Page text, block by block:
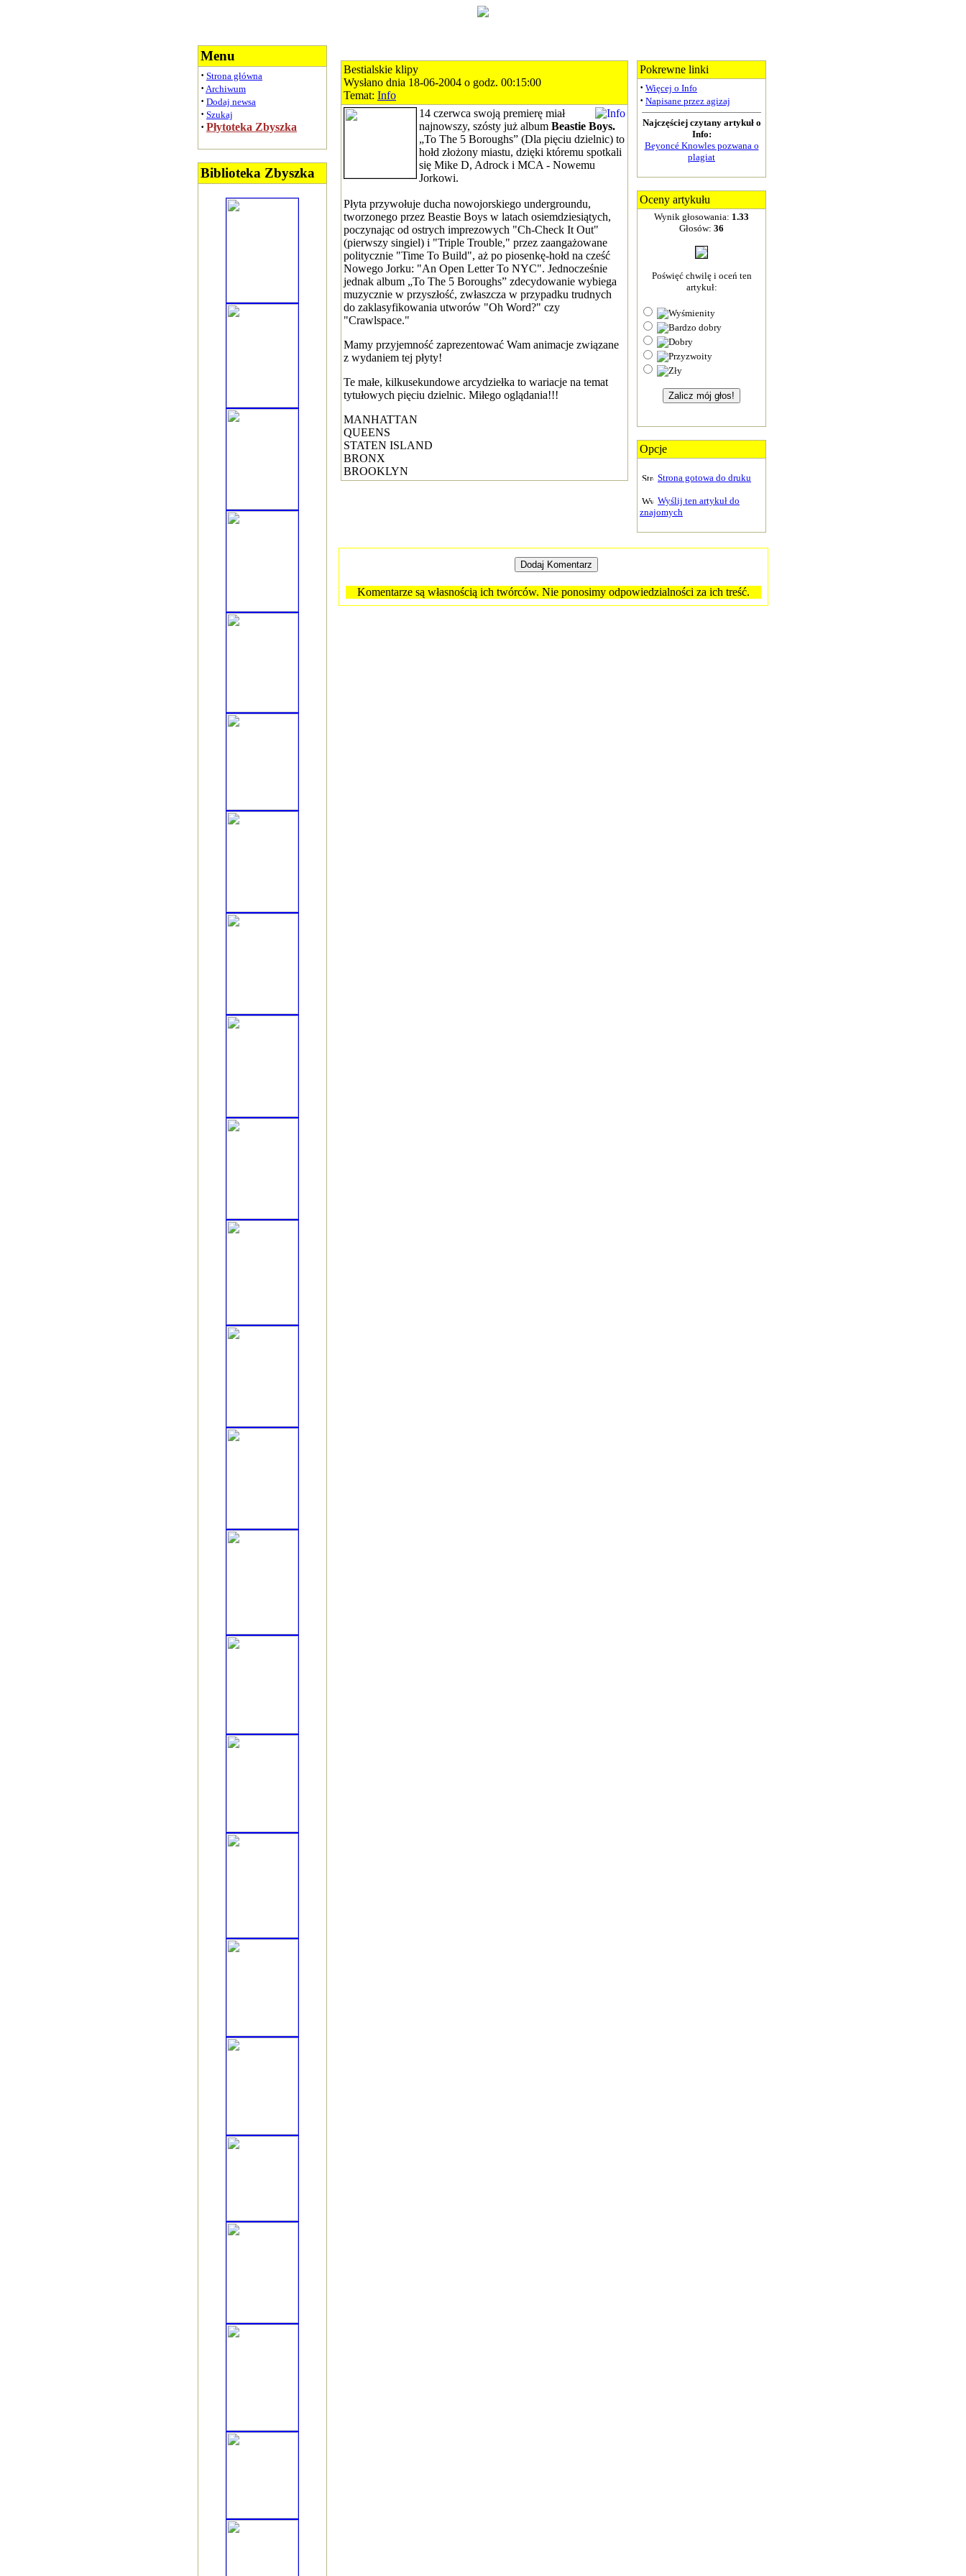
Menu
· Strona główna
· Archiwum
· Dodaj newsa
· Szukaj
· Płytoteka Zbyszka
Biblioteka Zbyszka
Bestialskie klipy
Wysłano dnia 18-06-2004 o godz. 00:15:00
Temat: Info
14 czerwca swoją premierę miał
najnowszy, szósty już album Beastie Boys.
„To The 5 Boroughs” (Dla pięciu dzielnic) to
hołd złożony miastu, dzięki któremu spotkali
się Mike D, Adrock i MCA - Nowemu
Jorkowi.
Płyta przywołuje ducha nowojorskiego undergroundu,
tworzonego przez Beastie Boys w latach osiemdziesiątych,
poczynając od ostrych imprezowych "Ch-Check It Out"
(pierwszy singiel) i "Triple Trouble," przez zaangażowane
politycznie "Time To Build", aż po piosenkę-hołd na cześć
Nowego Jorku: "An Open Letter To NYC". Jednocześnie
jednak album „To The 5 Boroughs” zdecydowanie wybiega
muzycznie w przyszłość, zwłaszcza w przypadku trudnych
do zaklasyfikowania utworów "Oh Word?" czy
"Crawlspace."
Mamy przyjemność zaprezentować Wam animacje związane
z wydaniem tej płyty!
Te małe, kilkusekundowe arcydziełka to wariacje na temat
tytułowych pięciu dzielnic. Miłego oglądania!!!
MANHATTAN
QUEENS
STATEN ISLAND
BRONX
BROOKLYN
Pokrewne linki
· Więcej o Info
· Napisane przez agizaj
Najczęściej czytany artykuł o
Info:
Beyoncé Knowles pozwana o
plagiat
Oceny artykułu
Wynik głosowania: 1.33
Głosów: 36
Poświęć chwilę i oceń ten
artykuł:
Opcje
Strona gotowa do druku
Wyślij ten artykuł do
znajomych
Komentarze są własnością ich twórców. Nie ponosimy odpowiedzialności za ich treść.